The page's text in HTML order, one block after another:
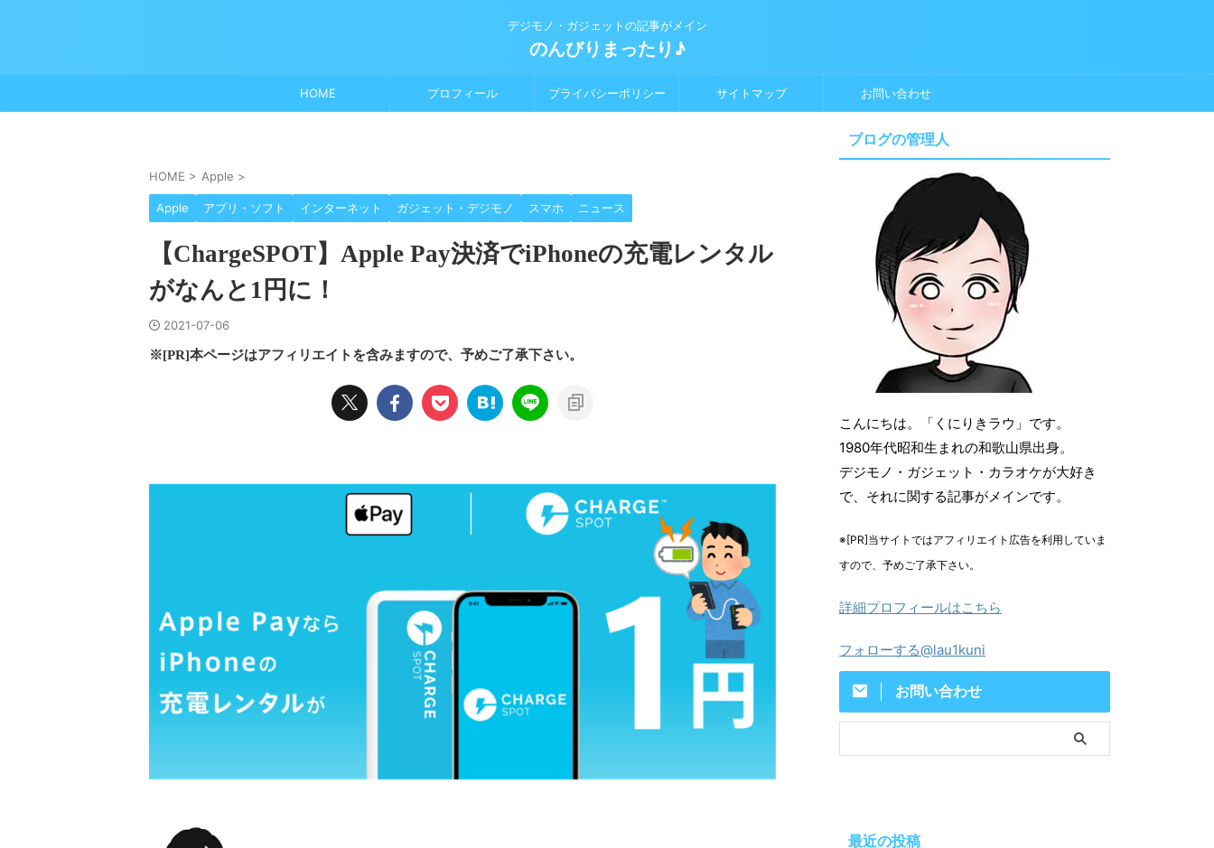
デジモノ・ガジェットの記事がメイン
のんびりまったり♪
HOME プロフィール プライバシーポリシー サイトマップ お問い合わせ
HOME > Apple >
Apple アプリ・ソフト インターネット ガジェット・デジモノ スマホ ニュース
【ChargeSPOT】Apple Pay決済でiPhoneの充電レンタル
がなんと1円に！
2021-07-06
※[PR]本ページはアフィリエイトを含みますので、予めご了承下さい。
ブログの管理人
こんにちは。「くにりきラウ」です。
1980年代昭和生まれの和歌山県出身。
デジモノ・ガジェット・カラオケが大好き
で、それに関する記事がメインです。
※[PR]当サイトではアフィリエイト広告を利用していま
すので、予めご了承下さい。
詳細プロフィールはこちら
フォローする@lau1kuni
お問い合わせ
最近の投稿